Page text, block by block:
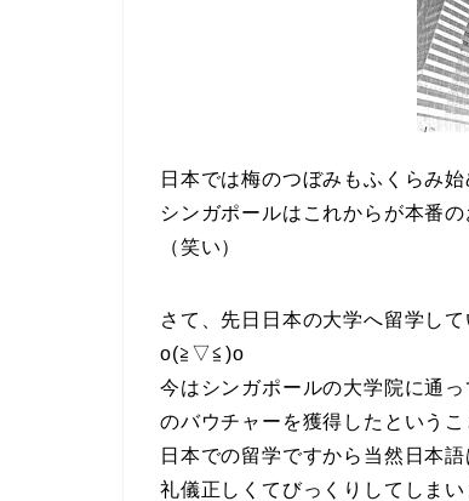
日本では梅のつぼみもふくらみ始
シンガポールはこれからが本番
（笑い）
さて、先日日本の大学へ留学し
o(≧▽≦)o
今はシンガポールの大学院に通
のバウチャーを獲得したというこ
日本での留学ですから当然日本
礼儀正しくてびっくりしてしま